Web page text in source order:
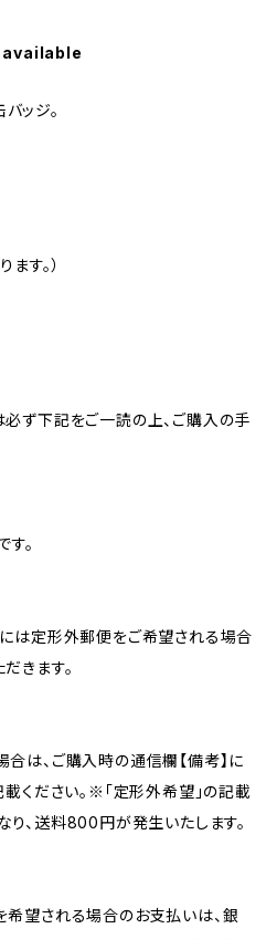
ッジ。
す。）
ず下記をご一読の上、ご購入の手
。
は定形外郵便をご希望される場合
きます。
は、ご購入時の通信欄【備考】に
載ください。※「定形外希望」の記載
、送料800円が発生いたします。
望される場合のお支払いは、銀